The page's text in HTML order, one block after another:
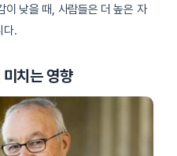
이 낮을 때, 사람들은 더 높은 자
다.
치는 영향